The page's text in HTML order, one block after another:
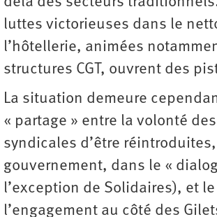
luttes victorieuses dans le
l’hôtellerie, animées
structures CGT, ouvrent des
La situation demeure
« partage » entre la volonté
syndicales d’être
gouvernement, dans le «
l’exception de Solidaires), et
l’engagement au côté des